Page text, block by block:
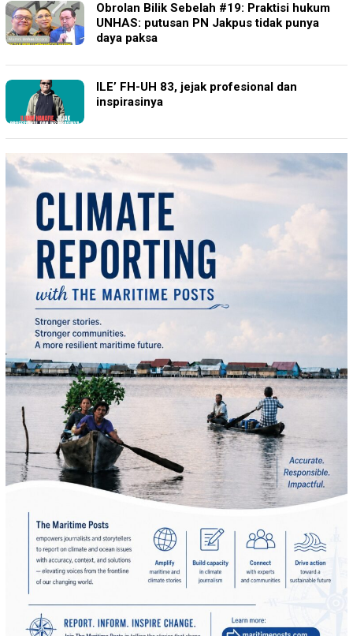
Obrolan Bilik Sebelah #19: Praktisi hukum
UNHAS: putusan PN Jakpus tidak punya
daya paksa
ILE’ FH-UH 83, jejak profesional dan
inspirasinya